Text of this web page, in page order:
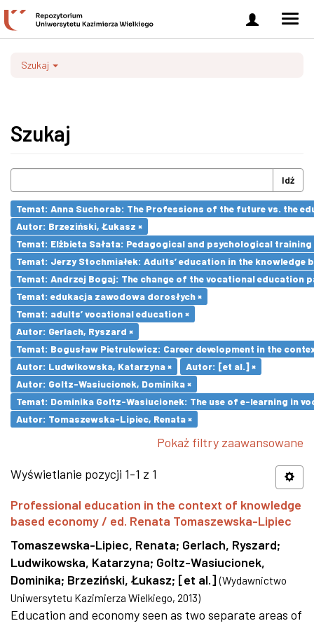
Zaloguj
się
Szukaj
Szukaj
Idź
Temat: Anna Suchorab: The Professions of the future vs. the
Autor: Brzeziński, Łukasz ×
Temat: Elżbieta Sałata: Pedagogical and psychological
Temat: Jerzy Stochmiałek: Adults’ education in the knowledge
Temat: Andrzej Bogaj: The change of the vocational education
Temat: edukacja zawodowa dorosłych ×
Temat: adults’ vocational education ×
Autor: Gerlach, Ryszard ×
Temat: Bogusław Pietrulewicz: Career development in the
Autor: Ludwikowska, Katarzyna ×
Autor: [et al.] ×
Autor: Goltz-Wasiucionek, Dominika ×
Temat: Dominika Goltz-Wasiucionek: The use of e-learning in
Autor: Tomaszewska-Lipiec, Renata ×
Pokaż filtry zaawansowane
Wyświetlanie pozycji 1-1 z 1
Professional education in the context of knowledge
based economy / ed. Renata Tomaszewska-Lipiec
Tomaszewska-Lipiec, Renata; Gerlach, Ryszard;
Ludwikowska, Katarzyna; Goltz-Wasiucionek,
Dominika; Brzeziński, Łukasz; [et al.] (Wydawnictwo
Uniwersytetu Kazimierza Wielkiego, 2013)
Education and economy seen as two separate areas of